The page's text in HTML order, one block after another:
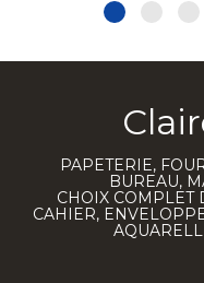
PAPETERIE,
BUREAU,
CHOIX COMPLET
CAHIER,